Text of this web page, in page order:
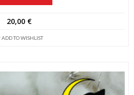
20,00 €
ADD TO WISHLIST